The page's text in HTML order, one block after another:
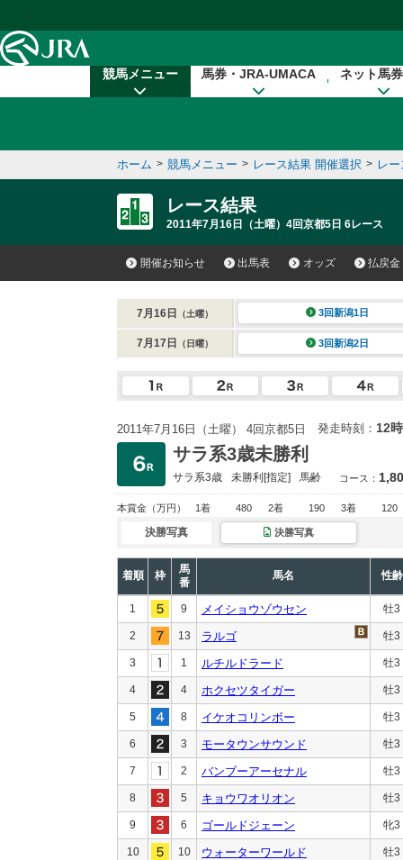
競馬メニュー 馬券・JRA-UMACA ネット馬
ホーム > 競馬メニュー > レース結果 開催選択 > レ
レース結果
2011年7月16日（土曜）4回京都5日 6レース
開催お知らせ 出馬表 オッズ 払戻金
7月16日 （土曜） 3回新潟1日
7月17日 （日曜） 3回新潟2日
2011年7月16日（土曜） 4回京都5日 発走時刻： 12
サラ系3歳未勝利
サラ系3歳 未勝利[指定] 馬齢 コース：
本賞金 （万円） 1着 480 2着 190 3着 120
決勝写真 決勝写真
着順 枠
馬
番
馬名 性齢
1 9 メイショウゾウセン 牡3
2 13 ラルゴ 牡3
3 1 ルチルドラード 牡3
4 4 ホクセツタイガー 牡3
5 8 イケオコリンボー 牡3
6 3 モータウンサウンド 牡3
7 2 バンブーアーセナル 牡3
8 5 キョウワオリオン 牡3
9 6 ゴールドジェーン 牝3
10 10 ウォーターワールド 牡3